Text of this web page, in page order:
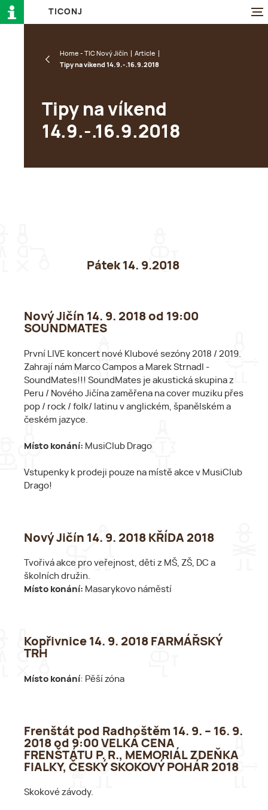
TI CON J
Home - TIC Nový Jičín
Article
Tipy na víkend 14.9.-.16.9.2018
Tipy na víkend
14.9.-.16.9.2018
Pátek 14. 9.2018
Nový Jičín 14. 9. 2018 od 19:00
SOUNDMATES
První LIVE koncert nové Klubové sezóny 2018 / 2019.
Zahrají nám Marco Campos a Marek Strnadl -
SoundMates!!! SoundMates je akustická skupina z
Peru / Nového Jičína zaměřena na cover muziku přes
pop / rock / folk/ latinu v anglickém, španělském a
českém jazyce.
Místo konání: MusiClub Drago
Vstupenky k prodeji pouze na místě akce v MusiClub
Drago!
Nový Jičín 14. 9. 2018 KŘÍDA 2018
Tvořivá akce pro veřejnost, děti z MŠ, ZŠ, DC a
školních družin.
Místo konání: Masarykovo náměstí
Kopřivnice 14. 9. 2018 FARMÁŘSKÝ
TRH
Místo konání: Pěší zóna
Frenštát pod Radhoštěm 14. 9. – 16. 9.
2018 od 9:00 VELKÁ CENA
FRENŠTÁTU P. R., MEMORIÁL ZDEŇKA
FIALKY, ČESKÝ SKOKOVÝ POHÁR 2018
Skokové závody.